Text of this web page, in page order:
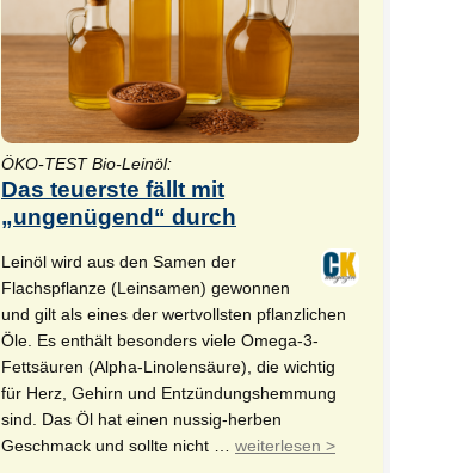
ÖKO-TEST Bio-Leinöl:
Das teuerste fällt mit
„ungenügend“ durch
Leinöl wird aus den Samen der
Flachspflanze (Leinsamen) gewonnen
und gilt als eines der wertvollsten pflanzlichen
Öle. Es enthält besonders viele Omega-3-
Fettsäuren (Alpha-Linolensäure), die wichtig
für Herz, Gehirn und Entzündungshemmung
sind. Das Öl hat einen nussig-herben
Geschmack und sollte nicht … weiterlesen >